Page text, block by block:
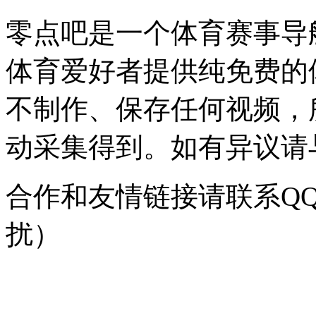
零点吧是一个体育赛事
体育爱好者提供纯免费
不制作、保存任何视频
动采集得到。如有异议
合作和友情链接请联系
扰）